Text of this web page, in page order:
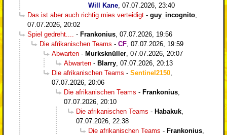
Will Kane 07.07.2026, 23:40
Das ist aber auch richtig mies verteidigt - guy_incognito
07.07.2026, 20:02
Spiel gedreht....
- Frankonius 07.07.2026, 19:56
Die afrikanischen Teams - CF 07.07.2026, 19:59
Abwarten - Murksknüller 07.07.2026, 20:07
Abwarten - Blarry 07.07.2026, 20:13
Die afrikanischen Teams - Sentinel2150
07.07.2026, 20:06
Die afrikanischen Teams - Frankonius
07.07.2026, 20:10
Die afrikanischen Teams - Habakuk
07.07.2026, 22:38
Die afrikanischen Teams - Frankonius